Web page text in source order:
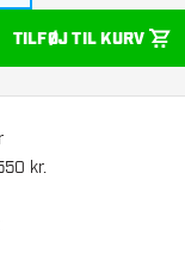
TILFØJ TIL KURV
kr.